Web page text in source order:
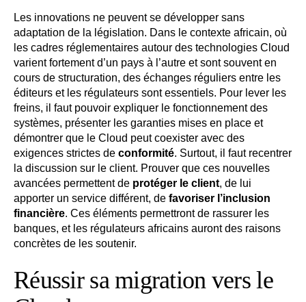
Les innovations ne peuvent se développer sans
adaptation de la législation. Dans le contexte africain, où
les cadres réglementaires autour des technologies Cloud
varient fortement d’un pays à l’autre et sont souvent en
cours de structuration, des échanges réguliers entre les
éditeurs et les régulateurs sont essentiels. Pour lever les
freins, il faut pouvoir expliquer le fonctionnement des
systèmes, présenter les garanties mises en place et
démontrer que le Cloud peut coexister avec des
exigences strictes de conformité. Surtout, il faut recentrer
la discussion sur le client. Prouver que ces nouvelles
avancées permettent de protéger le client, de lui
apporter un service différent, de favoriser l’inclusion
financière. Ces éléments permettront de rassurer les
banques, et les régulateurs africains auront des raisons
concrètes de les soutenir.
Réussir sa migration vers le